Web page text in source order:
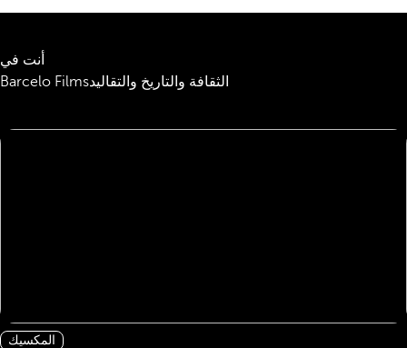
أنت في
Barcelo Filmsالثقافة والتاريخ والتقاليد
المكسيك